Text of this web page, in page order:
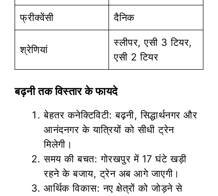
फ्रीक्वेंसी दैनिक
श्रेणियां
स्लीपर, एसी 3 टियर,
एसी 2 टियर
बढ़नी तक विस्तार के फायदे
बेहतर कनेक्टिविटी: बढ़नी, सिद्धार्थनगर और
आनंदनगर के यात्रियों को सीधी ट्रेन
मिलेगी।
समय की बचत: गोरखपुर में 17 घंटे खड़ी
रहने के बजाय, ट्रेन अब आगे जाएगी।
आर्थिक विकास: नए क्षेत्रों को जोड़ने से